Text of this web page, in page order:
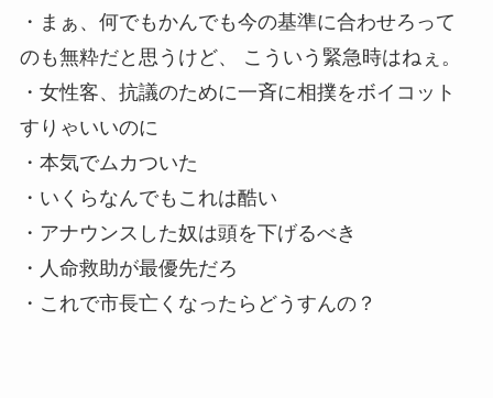
・まぁ、何でもかんでも今の基準に合わせろって
のも無粋だと思うけど、 こういう緊急時はねぇ。
・女性客、抗議のために一斉に相撲をボイコット
すりゃいいのに
・本気でムカついた
・いくらなんでもこれは酷い
・アナウンスした奴は頭を下げるべき
・人命救助が最優先だろ
・これで市長亡くなったらどうすんの？